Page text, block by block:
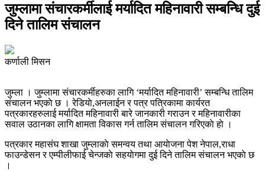
जुम्लामा संचारकर्मीलाई मर्यादित महिनावारी सम्बन्धि दुई
दिने तालिम संचालन
कर्णाली मिसन
जुम्ला । जुम्लामा संचारकर्मीहरुका लागि ‘मर्यादित महिनावारी’ सम्बन्धि तालिम
संचालन भएकाे छ । रेडियाे,अनलाईन र पत्र पत्रिकामा कार्यरत
पत्रकारहरुलाई मर्यादित महिनावारी बारे जानकारी गराउन र महिनावारीका
सवाल उठानका लागि क्षामता विकास गर्न तालिम संचालन गरिएकाे हाे ।
पत्रकार महासंघ शाखा जुम्लाकाे समन्वय तथा आयाेजना पेश नेपाल,राधा
फाउन्डेसन र एम्पीलीफाई चेन्जकाे सहयाेगमा दुई दिने तालिम संचालन भएकाे छ
।